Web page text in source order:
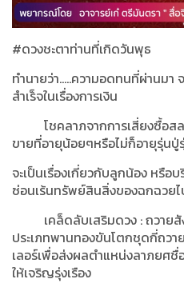
#ดวงชะตาท่านที่เกิดวันพุธ
ทำนายว่า.....ความอดทนที่ผ่านมา
สำเร็จในเรื่องการเงิน
โชคลาภจากการเสี่ยงซื้อส
ขายที่อายุน้อยๆหรือไม่ก็อายุรุ่นปู่
จะเป็นเรื่องเกี่ยวกับลูกน้อง หรือ
ซ่อนเร้นทรัพย์สินสิ่งของฉกฉวยไ
เคล็ดลับเสริมดวง :ถวาย
ประเภทพานทองขันโตกชุดกี่ถวา
เลอร์เพื่อส่งผลตำแหน่งลาภยศ
ให้เจริญรุ่งเรือง